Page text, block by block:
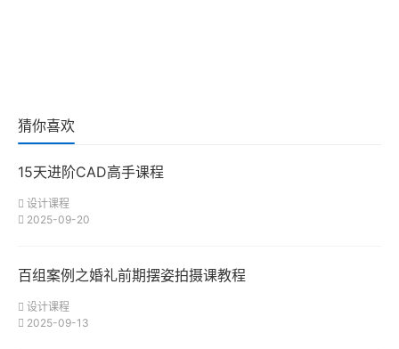
猜你喜欢
15天进阶CAD高手课程
设计课程
2025-09-20
百组案例之婚礼前期摆姿拍摄课教程
设计课程
2025-09-13